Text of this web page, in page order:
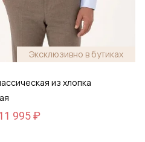
Эксклюзивно в бутиках
из хлопка
995 ₽